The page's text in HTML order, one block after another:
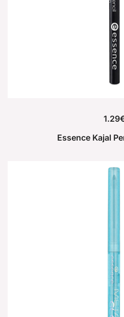
1.29
Essence Kajal